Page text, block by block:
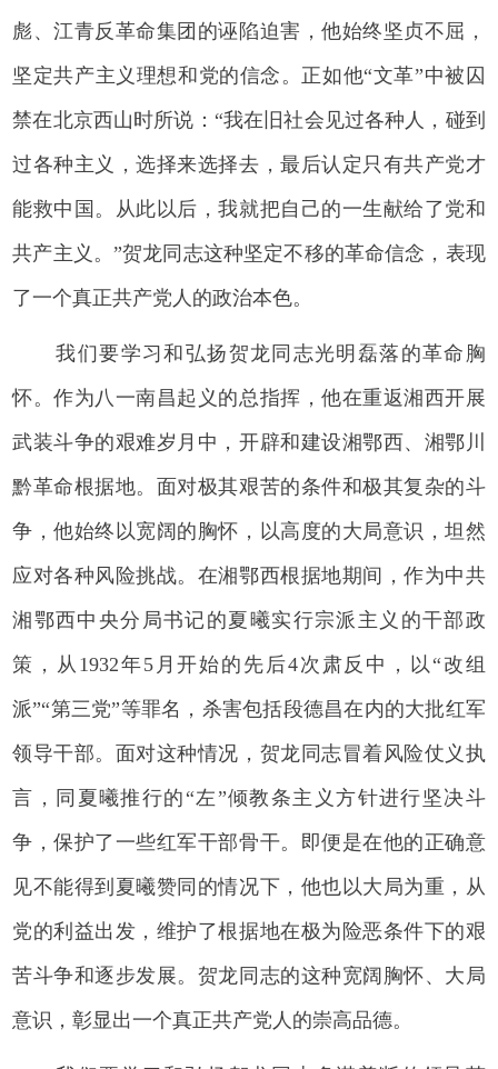
彪、江青反革命集团的诬陷迫害，他始终坚贞不屈，
坚定共产主义理想和党的信念。正如他“文革”中被囚
禁在北京西山时所说：“我在旧社会见过各种人，碰到
过各种主义，选择来选择去，最后认定只有共产党才
能救中国。从此以后，我就把自己的一生献给了党和
共产主义。”贺龙同志这种坚定不移的革命信念，表现
了一个真正共产党人的政治本色。
我们要学习和弘扬贺龙同志光明磊落的革命胸
怀。作为八一南昌起义的总指挥，他在重返湘西开展
武装斗争的艰难岁月中，开辟和建设湘鄂西、湘鄂川
黔革命根据地。面对极其艰苦的条件和极其复杂的斗
争，他始终以宽阔的胸怀，以高度的大局意识，坦然
应对各种风险挑战。在湘鄂西根据地期间，作为中共
湘鄂西中央分局书记的夏曦实行宗派主义的干部政
策，从1932年5月开始的先后4次肃反中，以“改组
派”“第三党”等罪名，杀害包括段德昌在内的大批红军
领导干部。面对这种情况，贺龙同志冒着风险仗义执
言，同夏曦推行的“左”倾教条主义方针进行坚决斗
争，保护了一些红军干部骨干。即便是在他的正确意
见不能得到夏曦赞同的情况下，他也以大局为重，从
党的利益出发，维护了根据地在极为险恶条件下的艰
苦斗争和逐步发展。贺龙同志的这种宽阔胸怀、大局
意识，彰显出一个真正共产党人的崇高品德。